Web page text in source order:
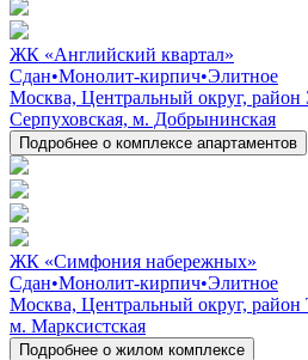
ЖК «Английский квартал»
Сдан•Монолит-кирпич•Элитное
Москва, Центральный округ, район
Серпуховская, м. Добрынинская
Подробнее о комплексе апартаментов
ЖК «Симфония набережных»
Сдан•Монолит-кирпич•Элитное
Москва, Центральный округ, район
м. Марксистская
Подробнее о жилом комплексе